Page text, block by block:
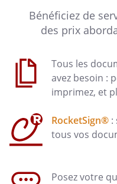
Bénéficiez de
des prix
Tous les
avez besoin :
imprimez, et
RocketSign® :
tous vos
Posez votre